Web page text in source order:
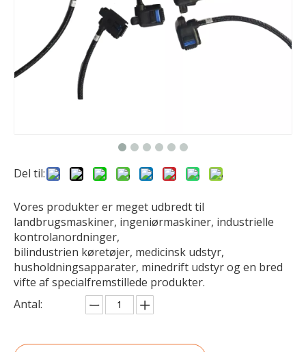
Del til:
Vores produkter er meget udbredt til
landbrugsmaskiner, ingeniørmaskiner, industrielle
kontrolanordninger,
bilindustrien køretøjer, medicinsk udstyr,
husholdningsapparater, minedrift udstyr og en bred
vifte af specialfremstillede produkter.
Antal: